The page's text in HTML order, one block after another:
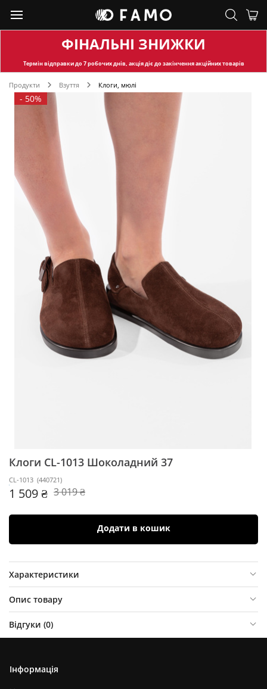
ФІНАЛЬНІ ЗНИЖКИ
Термін відправкидо 7 робочих днів, акція діє до закінчення акційних товарів
Продукти Взуття Клоги, мюлі
- 50%
Клоги CL-1013 Шоколадний 37
CL-1013 (440721)
1 509 ₴ 3 019 ₴
Додати в кошик
Характеристики
Опис товару
Відгуки (0)
Інформація